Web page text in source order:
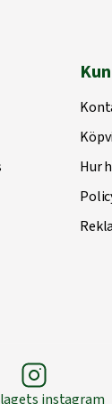
Hur
instagram